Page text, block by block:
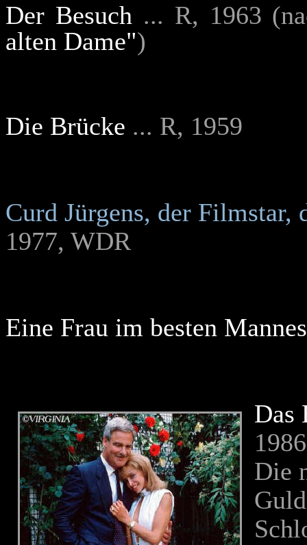
Der Besuch ... R, 1963
alten Dame")
Die Brücke ... R, 1959
Curd Jürgens, der Filmstar,
1977, WDR
Eine Frau im besten
Das
Die